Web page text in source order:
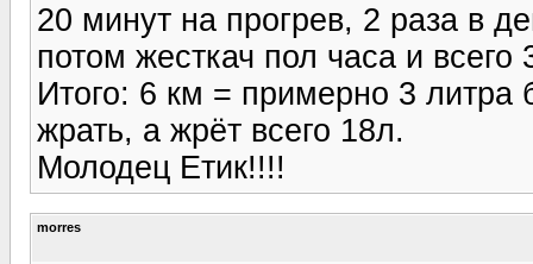
20 минут на прогрев, 2 раза в
потом жесткач пол часа и всего
Итого: 6 км = примерно 3 литра
жрать, а жрёт всего 18л.
Молодец Етик!!!!
morres